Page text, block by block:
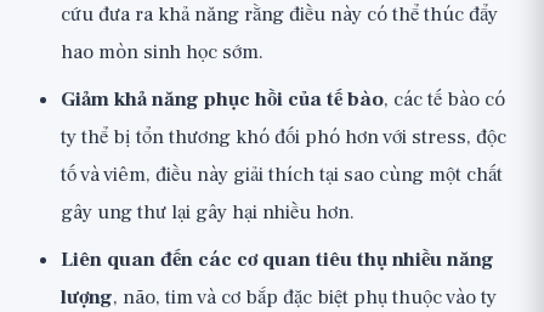
cứu đưa ra khả năng rằng điều này có thể thúc đẩy
hao mòn sinh học sớm.
Giảm khả năng phục hồi của tế bào, các tế bào có
ty thể bị tổn thương khó đối phó hơn với stress, độc
tố và viêm, điều này giải thích tại sao cùng một chất
gây ung thư lại gây hại nhiều hơn.
Liên quan đến các cơ quan tiêu thụ nhiều năng
lượng, não, tim và cơ bắp đặc biệt phụ thuộc vào ty